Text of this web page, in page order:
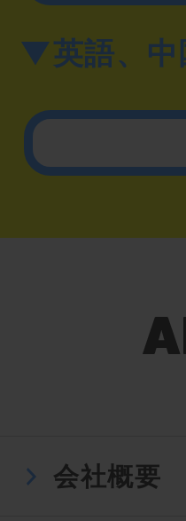
▼英語、中
会社概要